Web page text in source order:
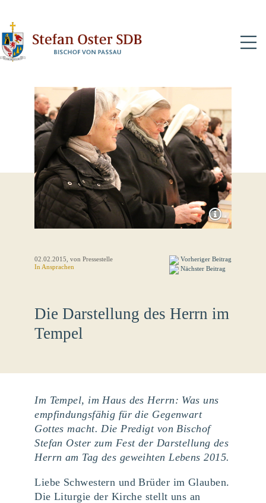
02.02.2015 , von Pressestelle
In Ansprachen
Vorheriger Beitrag
Nächster Beitrag
Die Darstellung des Herrn im
Tempel
Im Tempel, im Haus des Herrn: Was uns
empfindungsfähig für die Gegenwart
Gottes macht. Die Predigt von Bischof
Stefan Oster zum Fest der Darstellung des
Herrn am Tag des geweihten Lebens 2015.
Liebe Schwestern und Brüder im Glauben.
Die Liturgie der Kirche stellt uns an